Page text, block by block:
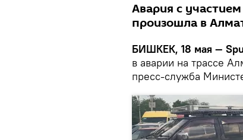
Авария с
произошла в
БИШКЕК, 18 мая —
в аварии на трассе
пресс-служба